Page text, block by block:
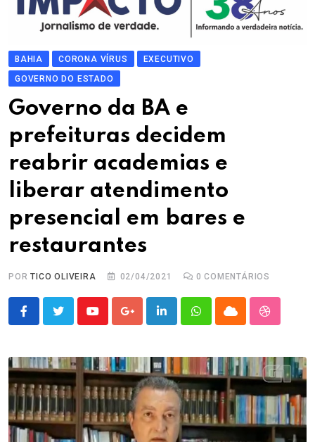
BAHIA CORONA VÍRUS
EXECUTIVO
GOVERNO DO ESTADO
Governo da BA e
prefeituras decidem
reabrir academias e
liberar atendimento
presencial em bares e
restaurantes
PORTICO OLIVEIRA 02/04/2021 0 COMENTÁRIOS
YoutubeGoogle+LinkedInWhatsappCloud